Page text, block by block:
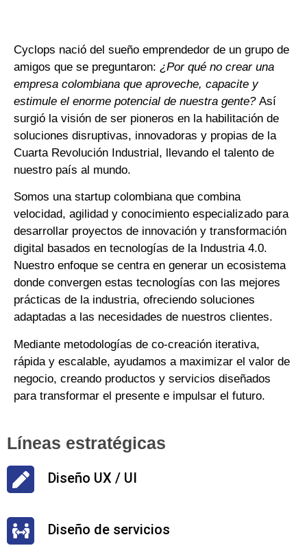
Cyclops nació del sueño emprendedor de un grupo de
amigos que se preguntaron: ¿Por qué no crear una
empresa colombiana que aproveche, capacite y
estimule el enorme potencial de nuestra gente?Así
surgió la visión de ser pioneros en la habilitación de
soluciones disruptivas, innovadoras y propias de la
Cuarta Revolución Industrial, llevando el talento de
nuestro país al mundo.
Somos una startup colombiana que combina
velocidad, agilidad y conocimiento especializado para
desarrollar proyectos de innovación y transformación
digital basados en tecnologías de la Industria 4.0.
Nuestro enfoque se centra en generar un ecosistema
donde convergen estas tecnologías con las mejores
prácticas de la industria, ofreciendo soluciones
adaptadas a las necesidades de nuestros clientes.
Mediante metodologías de co-creación iterativa,
rápida y escalable, ayudamos a maximizar el valor de
negocio, creando productos y servicios diseñados
para transformar el presente e impulsar el futuro.
Líneas estratégicas
Diseño UX / UI
Diseño de servicios